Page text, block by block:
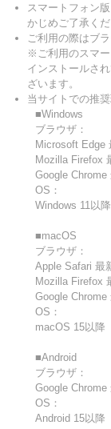
スマートフォン
かじめご了承くだ
ご利用の際はブ
※ご利用のスマ
インストールさ
ざいます。
当サイトでの推
■Windows
ブラウザ：
Microsoft Edge
Mozilla Firefox
Google Chrome
OS：
Windows 11以降
■macOS
ブラウザ：
Apple Safari 最
Mozilla Firefox
Google Chrome
OS：
macOS 15以降
■Android
ブラウザ：
Google Chrome
OS：
Android 15以降